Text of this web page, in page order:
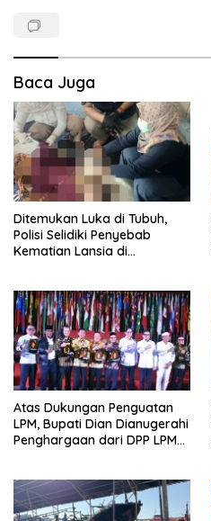
Baca Juga
Ditemukan Luka di Tubuh,
Polisi Selidiki Penyebab
Kematian Lansia di
Atas Dukungan Penguatan
LPM, Bupati Dian Dianugerahi
Penghargaan dari DPP LPM